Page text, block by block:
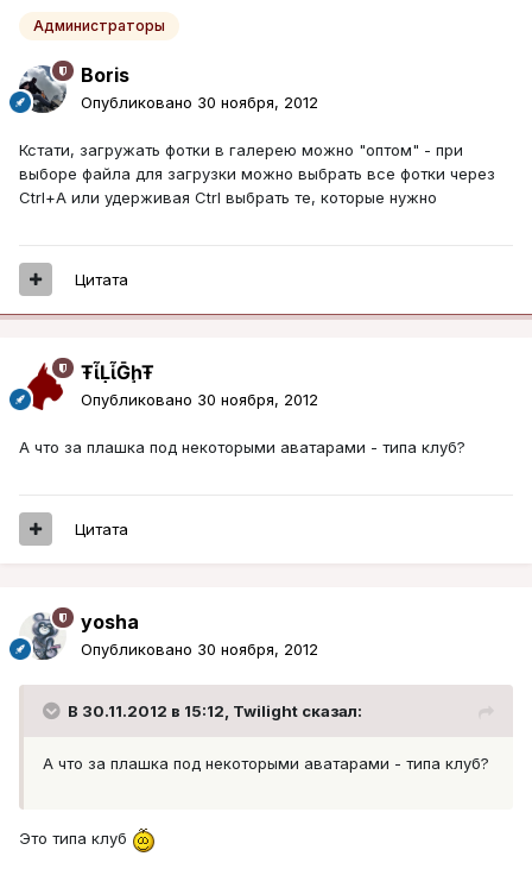
Администраторы
Boris
Опубликовано 30 ноября, 2012
Кстати, загружать фотки в галерею можно "оптом" - при
выборе файла для загрузки можно выбрать все фотки через
Ctrl+A или удерживая Ctrl выбрать те, которые нужно
Цитата
ŦᾡἷḶἷḠḩŦ
Опубликовано 30 ноября, 2012
А что за плашка под некоторыми аватарами - типа клуб?
Цитата
yosha
Опубликовано 30 ноября, 2012
В 30.11.2012 в 15:12, Twilight сказал:
А что за плашка под некоторыми аватарами - типа клуб?
Это типа клуб